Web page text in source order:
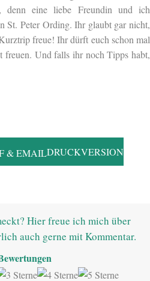
denn eine liebe Freundin und ich
St. Peter Ording. Ihr glaubt gar nicht,
freue! Ihr dürft euch schon mal
freuen. Und falls ihr noch Tipps habt,
DRUCKVERSION
Hier freue ich mich über
auch gerne mit Kommentar.